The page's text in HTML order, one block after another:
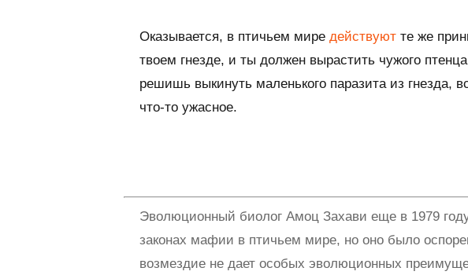
Оказывается, в птичьем мире действуют те же
твоем гнезде, и ты должен вырастить чужого
решишь выкинуть маленького паразита из гнезда,
что-то ужасное.
Эволюционный биолог Амоц Захави еще в 1979
законах мафии в птичьем мире, но оно было
возмездие не дает особых эволюционных